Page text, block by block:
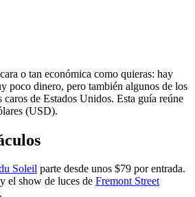
o tan económica como quieras: hay
poco dinero, pero también algunos de los
caros de Estados Unidos. Esta guía reúne
(USD).
Soleil parte desde unos $79 por entrada.
y el show de luces de Fremont Street